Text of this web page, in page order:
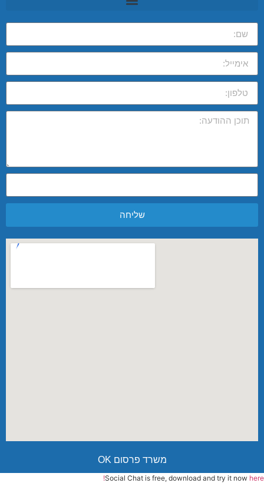
שליחה
משרד פרסום OK
Social Chat is free, download and try it now here!